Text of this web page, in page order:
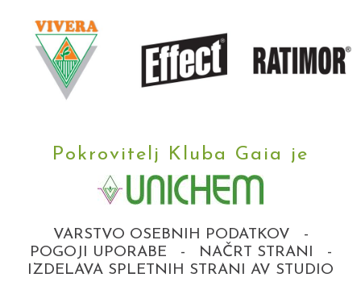
Pokrovitelj Kluba Gaia je
VARSTVO OSEBNIH PODATKOV
-
POGOJI UPORABE
- NAČRT STRANI
-
IZDELAVA SPLETNIH STRANI AV STUDIO